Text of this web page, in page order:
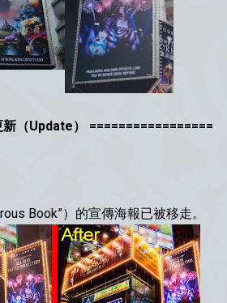
（Update） =================
Book”）的宣傳海報已被移走。